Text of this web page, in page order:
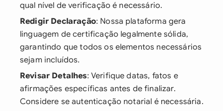
qual nível de verificação é necessário.
Redigir Declaração: Nossa plataforma gera
linguagem de certificação legalmente sólida,
garantindo que todos os elementos necessários
sejam incluídos.
Revisar Detalhes: Verifique datas, fatos e
afirmações específicas antes de finalizar.
Considere se autenticação notarial é necessária.